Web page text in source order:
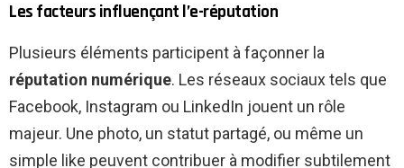
Les facteurs influençant l’e-réputation
Plusieurs éléments participent à façonner la
réputation numérique. Les réseaux sociaux tels que
Facebook, Instagram ou LinkedIn jouent un rôle
majeur. Une photo, un statut partagé, ou même un
simple like peuvent contribuer à modifier subtilement